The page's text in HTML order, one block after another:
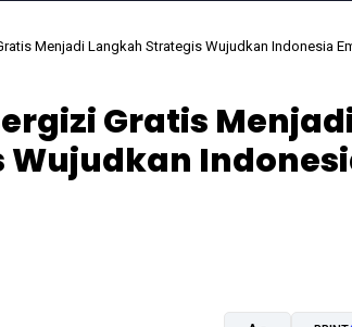
Menjadi Langkah Strategis Wujudkan Indonesia
Gratis
Wujudkan